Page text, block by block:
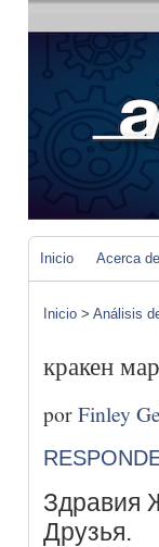
Inicio Acerca de
Inicio > Análisis
кракен
porFinley
Здравия
Друзья.